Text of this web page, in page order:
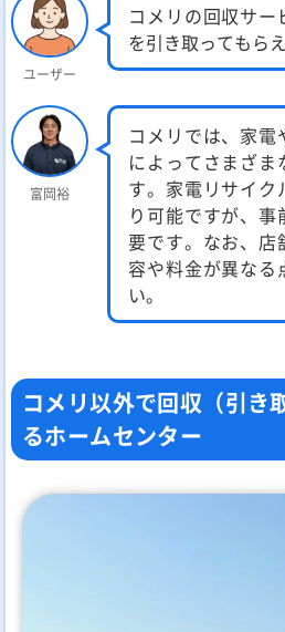
ユーザー
コメリの回収サ
を引き取ってもら
富岡裕
コメリでは、家
によってさまざ
す。家電リサイク
り可能ですが、
要です。なお、店
容や料金が異なる
い。
コメリ以外で回収（引き
るホームセンター